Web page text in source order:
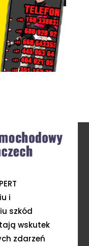
i
szkód
wskutek
zdarzeń